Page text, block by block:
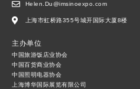
Helen.Du@imsinoexpo.com
上海市虹桥路355号城开国际大厦8楼
主办单位
中国旅游饭店业协会
中国百货商业协会
中国照明电器协会
上海博华国际展览有限公司